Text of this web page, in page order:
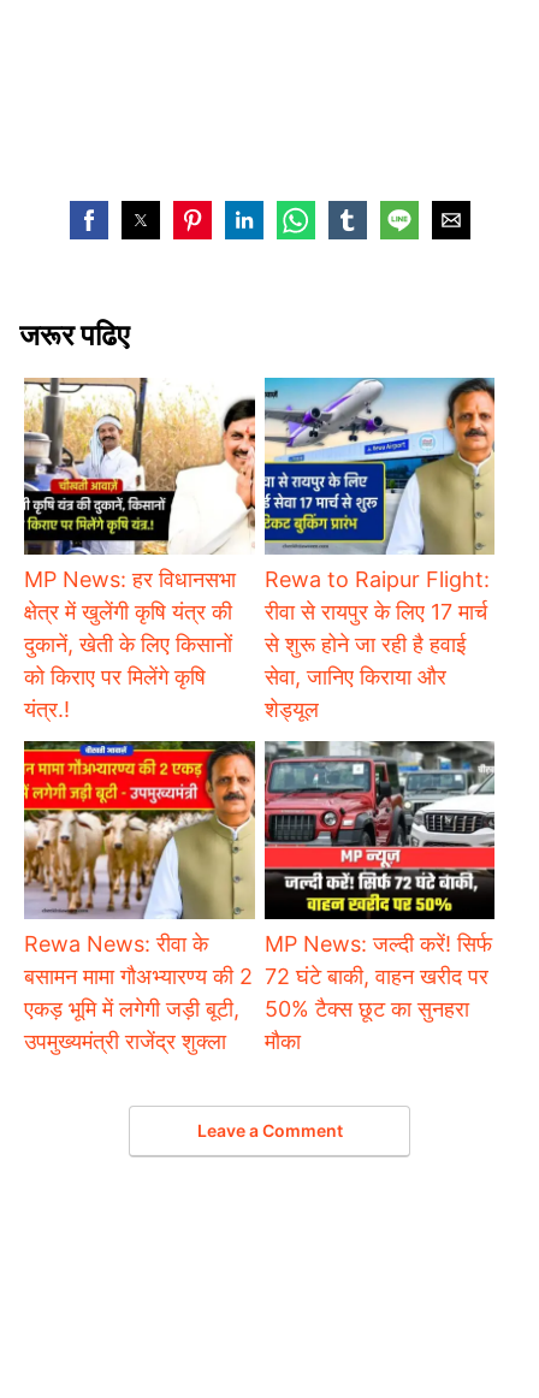
जरूर पढिए
MP News: हर विधानसभा
क्षेत्र में खुलेंगी कृषि यंत्र की
दुकानें, खेती के लिए किसानों
को किराए पर मिलेंगे कृषि
यंत्र.!
Rewa to Raipur Flight:
रीवा से रायपुर के लिए 17 मार्च
से शुरू होने जा रही है हवाई
सेवा, जानिए किराया और
शेड्यूल
Rewa News: रीवा के
बसामन मामा गौअभ्यारण्य की 2
एकड़ भूमि में लगेगी जड़ी बूटी,
उपमुख्यमंत्री राजेंद्र शुक्ला
MP News: जल्दी करें! सिर्फ
72 घंटे बाकी, वाहन खरीद पर
50% टैक्स छूट का सुनहरा
मौका
Leave a Comment